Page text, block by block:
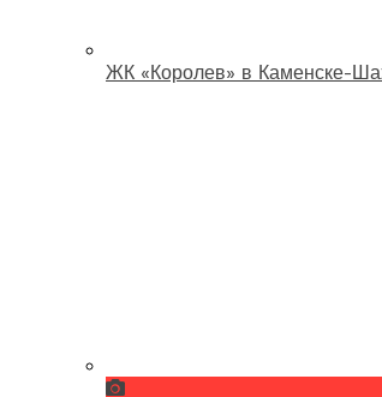
ЖК «Королев» в Каменске-